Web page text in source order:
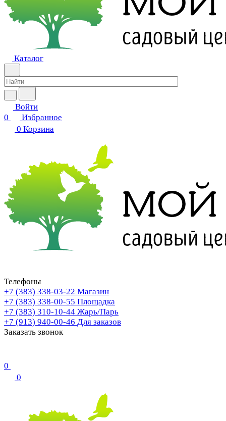
Каталог
Войти
0
Избранное
0 Корзина
Телефоны
+7 (383) 338-03-22 Магазин
+7 (383) 338-00-55 Площадка
+7 (383) 310-10-44 Жарь/Парь
+7 (913) 940-00-46 Для заказов
Заказать звонок
0
0